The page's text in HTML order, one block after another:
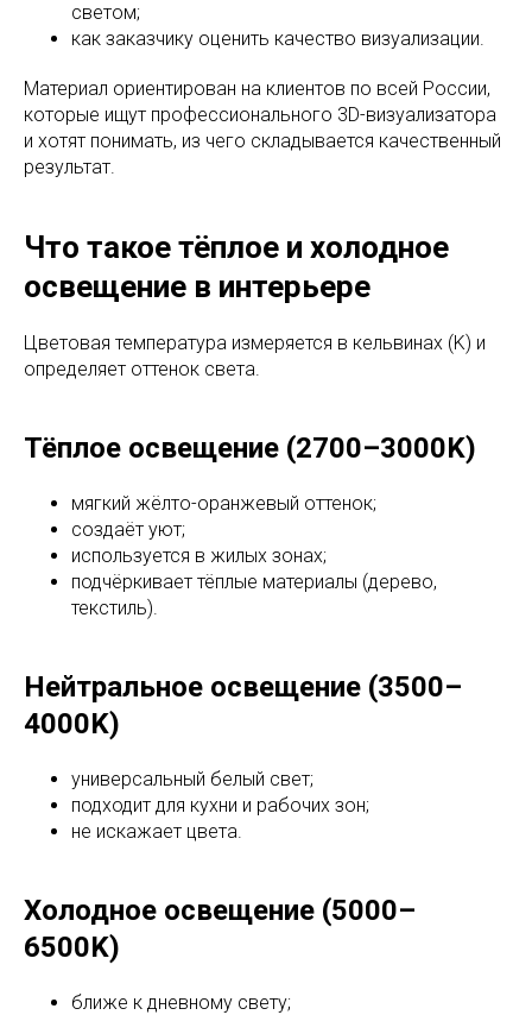
светом;
как заказчику оценить качество визуализации.
Материал ориентирован на клиентов по всей России,
которые ищут профессионального 3D-визуализатора
и хотят понимать, из чего складывается качественный
результат.
Что такое тёплое и холодное
освещение в интерьере
Цветовая температура измеряется в кельвинах (K) и
определяет оттенок света.
Тёплое освещение (2700–3000K)
мягкий жёлто-оранжевый оттенок;
создаёт уют;
используется в жилых зонах;
подчёркивает тёплые материалы (дерево,
текстиль).
Нейтральное освещение (3500–
4000K)
универсальный белый свет;
подходит для кухни и рабочих зон;
не искажает цвета.
Холодное освещение (5000–
6500K)
ближе к дневному свету;